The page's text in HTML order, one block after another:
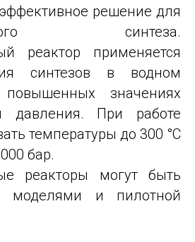
решение для
синтеза.
реактор применяется
синтезов в водном
значениях
давления. При работе
температуры до 300 °C
бар.
реакторы могут быть
моделями и пилотной